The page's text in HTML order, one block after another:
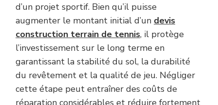
d’un projet sportif. Bien qu’il puisse
augmenter le montant initial d’un devis
construction terrain de tennis, il protège
l’investissement sur le long terme en
garantissant la stabilité du sol, la durabilité
du revêtement et la qualité de jeu. Négliger
cette étape peut entraîner des coûts de
réparation considérables et réduire fortement